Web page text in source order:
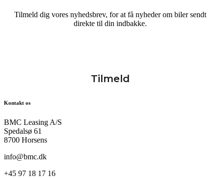
Tilmeld dig vores nyhedsbrev, for at få nyheder om biler sendt
direkte til din indbakke.
Kontakt os
BMC Leasing A/S
Spedalsø 61
8700 Horsens
info@bmc.dk
+45 97 18 17 16